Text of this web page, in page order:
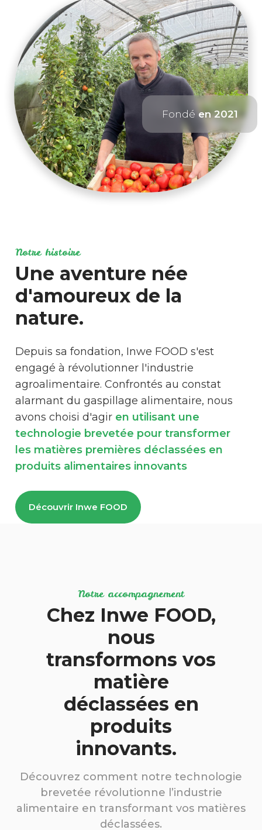
Fondé en 2021
Notre histoire
Une aventure née
d'amoureux de la
nature.
Depuis sa fondation, Inwe FOOD s'est
engagé à révolutionner l'industrie
agroalimentaire. Confrontés au constat
alarmant du gaspillage alimentaire, nous
avons choisi d'agir en utilisant une
technologie brevetée pour transformer
les matières premières déclassées en
produits alimentaires innovants
Découvrir Inwe FOOD
Notre accompagnement
Chez Inwe FOOD,
nous
transformons vos
matière
déclassées en
produits
innovants.
Découvrez comment notre technologie
brevetée révolutionne l’industrie
alimentaire en transformant vos matières
déclassées.